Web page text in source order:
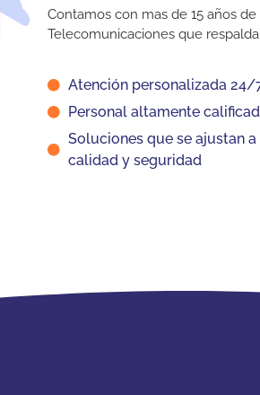
Contamos con mas de 15 años
Telecomunicaciones que
Atención personalizada 24/
Personal altamente
Soluciones que se ajustan
calidad y seguridad